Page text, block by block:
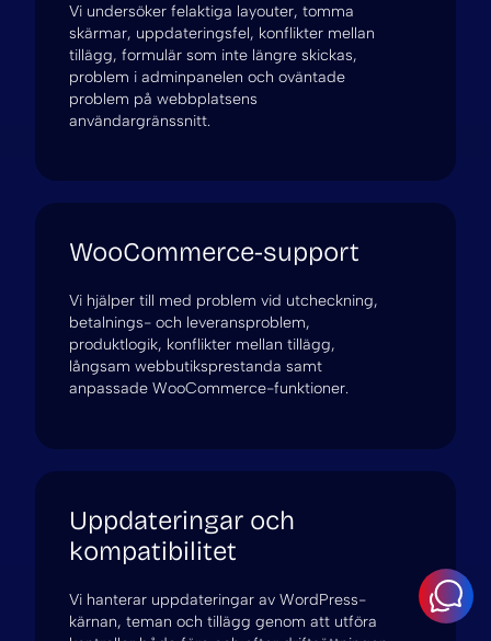
Vi undersöker felaktiga layouter, tomma
skärmar, uppdateringsfel, konflikter mellan
tillägg, formulär som inte längre skickas,
problem i adminpanelen och oväntade
problem på webbplatsens
användargränssnitt.
WooCommerce-support
Vi hjälper till med problem vid utcheckning,
betalnings- och leveransproblem,
produktlogik, konflikter mellan tillägg,
långsam webbutiksprestanda samt
anpassade WooCommerce-funktioner.
Uppdateringar och
kompatibilitet
Vi hanterar uppdateringar av WordPress-
kärnan, teman och tillägg genom att utföra